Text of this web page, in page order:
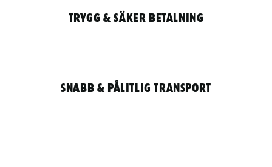
Trygg & säker betalning
Snabb & pålitlig transport